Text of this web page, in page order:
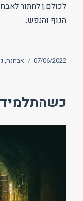
לכולם.ן לחתור
הגוף והנפש.
פורסם
07/06/2022 תגיות
אבחנה,
כשהתלמיד